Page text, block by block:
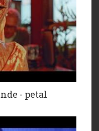
- petal